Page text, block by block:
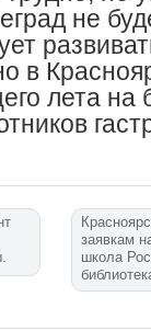
не
в
лета на
заявкам
школа